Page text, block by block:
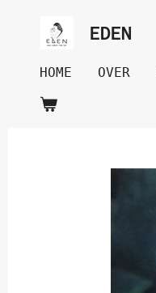
hoofdinhoud
EDEN
HOME OVER